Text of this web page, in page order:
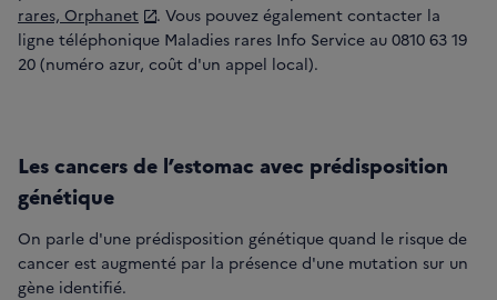
rares, Orphanet
. Vous pouvez également contacter la
ligne téléphonique Maladies rares Info Service au 0810 63 19
20 (numéro azur, coût d'un appel local).
Les cancers de l’estomac avec prédisposition
génétique
On parle d'une prédisposition génétique quand le risque de
cancer est augmenté par la présence d'une mutation sur un
gène identifié.